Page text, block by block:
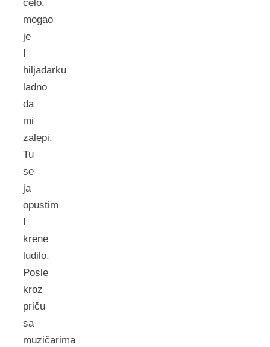
čelo,
mogao
je
I
hiljadarku
ladno
da
mi
zalepi.
Tu
se
ja
opustim
I
krene
ludilo.
Posle
kroz
priču
sa
muzičarima